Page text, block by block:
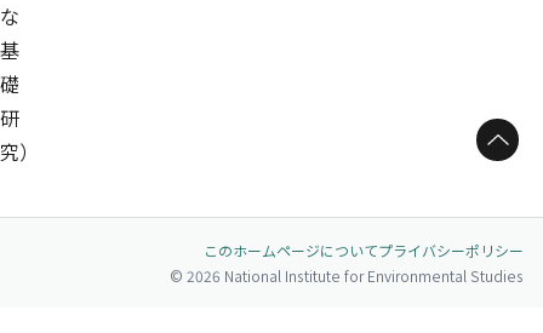
な
基
礎
研
究）
ページトップへ
このホームページについてプライバシーポリシー
© 2026 National Institute for Environmental Studies